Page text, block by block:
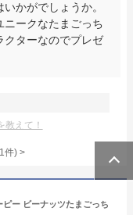
かがでしょうか。
ークなたまごっち
クターなのでプレゼ
えて！
1件) >
ー ビーナッツたまごっち